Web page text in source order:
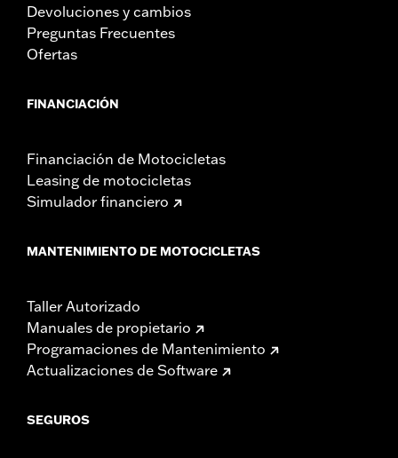
Devoluciones y cambios
Preguntas Frecuentes
Ofertas
FINANCIACIÓN
Financiación de Motocicletas
Leasing de motocicletas
Simulador financiero
MANTENIMIENTO DE MOTOCICLETAS
Taller Autorizado
Manuales de propietario
Programaciones de Mantenimiento
Actualizaciones de Software
SEGUROS